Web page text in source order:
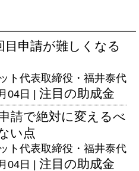
目申請が難しくなる
ト代表取締役・福井泰代
04日 | 注目の助成金
請で絶対に変えるべ
い点
ト代表取締役・福井泰代
04日 | 注目の助成金